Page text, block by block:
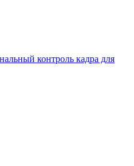
контроль кадра для